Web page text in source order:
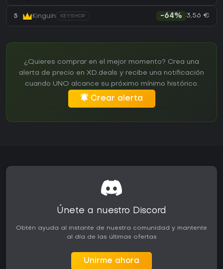
5 Kinguin KEYSHOP -64% 3,56 €
¿Quieres comprar en el mejor momento? Crea una
alerta de precio en XD.deals y recibe una notificación
cuando UNO alcance su próximo mínimo histórico.
Crear alerta
Únete a nuestro Discord
Obtén ayuda al instante de nuestra comunidad y mantente
al día de las últimas ofertas
Unirme ahora